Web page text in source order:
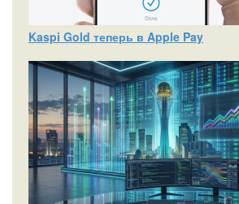
Kaspi Gold теперь в Apple Pay